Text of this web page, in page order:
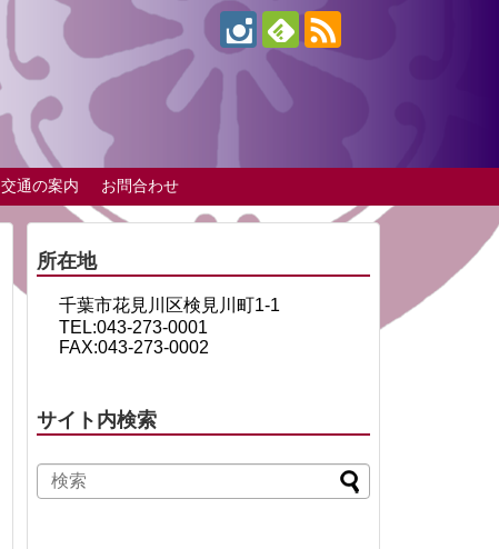
交通の案内 お問合わせ
所在地
千葉市花見川区検見川町1-1
TEL:043-273-0001
FAX:043-273-0002
サイト内検索